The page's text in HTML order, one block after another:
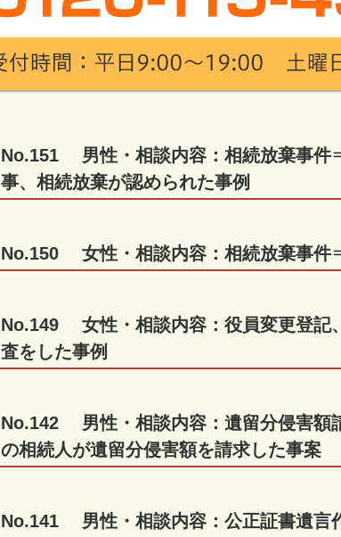
No.151 男性・相談内容：相続放棄事
事、相続放棄が認められた事例
No.150 女性・相談内容：相続放棄事
No.149 女性・相談内容：役員変更登
査をした事例
No.142 男性・相談内容：遺留分侵害額
の相続人が遺留分侵害額を請求した事案
No.141 男性・相談内容：公正証書遺言